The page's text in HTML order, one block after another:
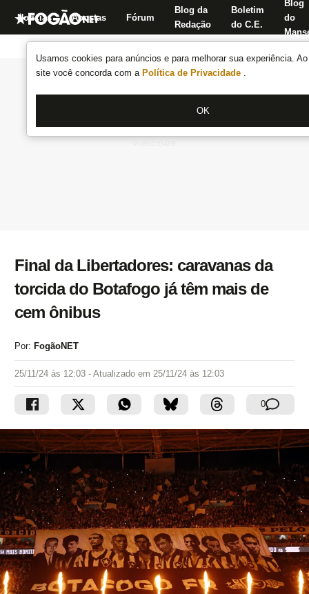
Usamos cookies para anúncios e para melhorar sua experiência.
site você concorda com a Política de Privacidade .
OK
Notícias Apostas Fórum
Blog da
Redação
Boletim
do C.E.
Blog
do
Final da Libertadores: caravanas da
torcida do Botafogo já têm mais de
cem ônibus
Por: FogãoNET
25/11/24 às 12:03 - Atualizado em 25/11/24 às 12:03
0